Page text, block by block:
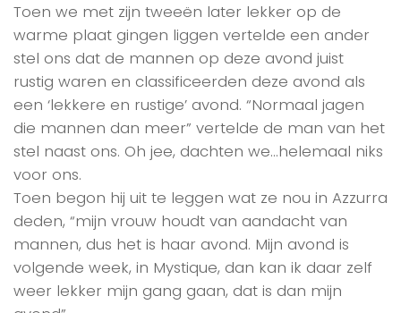
Toen we met zijn tweeën later lekker op de
warme plaat gingen liggen vertelde een ander
stel ons dat de mannen op deze avond juist
rustig waren en classificeerden deze avond als
een ‘lekkere en rustige’ avond. “Normaal jagen
die mannen dan meer” vertelde de man van het
stel naast ons. Oh jee, dachten we…helemaal niks
voor ons.
Toen begon hij uit te leggen wat ze nou in Azzurra
deden, “mijn vrouw houdt van aandacht van
mannen, dus het is haar avond. Mijn avond is
volgende week, in Mystique, dan kan ik daar zelf
weer lekker mijn gang gaan, dat is dan mijn